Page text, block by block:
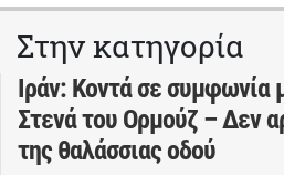
Στην κατηγορία
Ιράν: Κοντά σε συμφωνία
Στενά του Ορμούζ – Δεν
της θαλάσσιας οδού